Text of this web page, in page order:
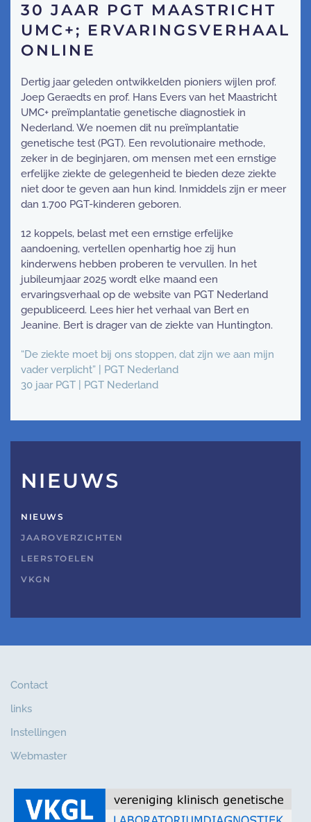
30 JAAR PGT MAASTRICHT
UMC+; ERVARINGSVERHAAL
ONLINE
Dertig jaar geleden ontwikkelden pioniers wijlen prof.
Joep Geraedts en prof. Hans Evers van het Maastricht
UMC+ preïmplantatie genetische diagnostiek in
Nederland. We noemen dit nu preïmplantatie
genetische test (PGT). Een revolutionaire methode,
zeker in de beginjaren, om mensen met een ernstige
erfelijke ziekte de gelegenheid te bieden deze ziekte
niet door te geven aan hun kind. Inmiddels zijn er meer
dan 1.700 PGT-kinderen geboren.
12 koppels, belast met een ernstige erfelijke
aandoening, vertellen openhartig hoe zij hun
kinderwens hebben proberen te vervullen. In het
jubileumjaar 2025 wordt elke maand een
ervaringsverhaal op de website van PGT Nederland
gepubliceerd. Lees hier het verhaal van Bert en
Jeanine. Bert is drager van de ziekte van Huntington.
“De ziekte moet bij ons stoppen, dat zijn we aan mijn
vader verplicht” | PGT Nederland
30 jaar PGT | PGT Nederland
NIEUWS
NIEUWS
JAAROVERZICHTEN
LEERSTOELEN
VKGN
Contact
links
Instellingen
Webmaster